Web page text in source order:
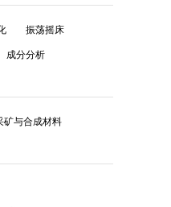
振荡摇床
成分分析
矿与合成材料